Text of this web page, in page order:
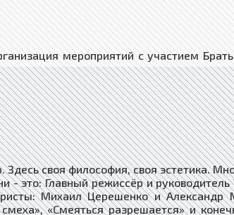
мероприятий с участием
своя философия, своя эстетика.
это: Главный режиссёр и
Михаил Церешенко и Александр
«Смеяться разрешается» и